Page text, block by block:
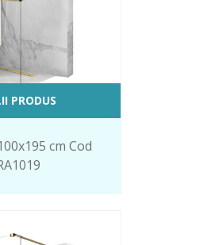
PRODUS
cm Cod